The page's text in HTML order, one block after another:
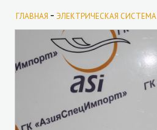
ГЛАВНАЯ - ЭЛЕКТРИЧЕСКАЯ СИСТЕМА